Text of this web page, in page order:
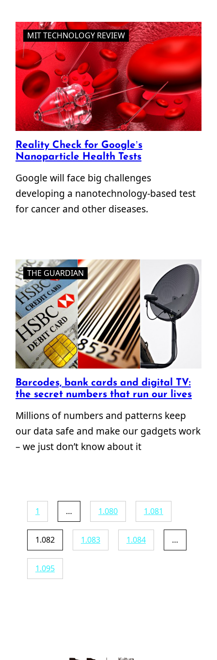
MIT TECHNOLOGY REVIEW
Reality Check for Google’s
Nanoparticle Health Tests
Google will face big challenges
developing a nanotechnology-based test
for cancer and other diseases.
THE GUARDIAN
Barcodes, bank cards and digital TV:
the secret numbers that run our lives
Millions of numbers and patterns keep
our data safe and make our gadgets work
– we just don’t know about it
1 … 1.080 1.081
1.082 1.083 1.084 …
1.095